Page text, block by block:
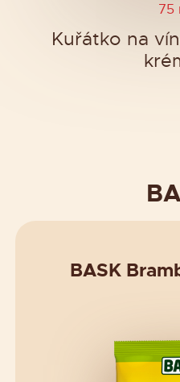
75
Kuřátko na
BASK